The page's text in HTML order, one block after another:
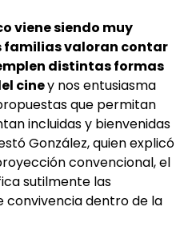
viene siendo muy
familias valoran contar
distintas formas
ciney nos entusiasma
que permitan
incluidas y bienvenidas
González, quien explicó
convencional, el
sutilmente las
convivencia dentro de la